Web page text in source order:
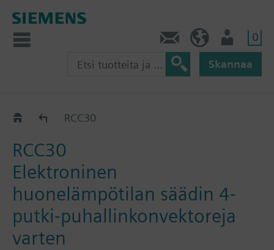
0
Skannaa
RCC.. RCC30
RCC30
Elektroninen
huonelämpötilan säädin 4-
putki-puhallinkonvektoreja
varten